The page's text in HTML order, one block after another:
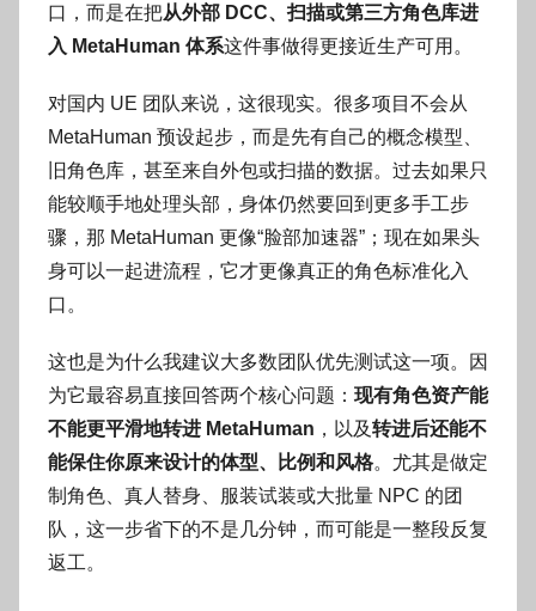
口，而是在把从外部 DCC、扫描或第三方角色库进
入 MetaHuman 体系这件事做得更接近生产可用。
对国内 UE 团队来说，这很现实。很多项目不会从
MetaHuman 预设起步，而是先有自己的概念模型、
旧角色库，甚至来自外包或扫描的数据。过去如果只
能较顺手地处理头部，身体仍然要回到更多手工步
骤，那 MetaHuman 更像“脸部加速器”；现在如果头
身可以一起进流程，它才更像真正的角色标准化入
口。
这也是为什么我建议大多数团队优先测试这一项。因
为它最容易直接回答两个核心问题： 现有角色资产能
不能更平滑地转进 MetaHuman ，以及转进后还能不
能保住你原来设计的体型、比例和风格。尤其是做定
制角色、真人替身、服装试装或大批量 NPC 的团
队，这一步省下的不是几分钟，而可能是一整段反复
返工。